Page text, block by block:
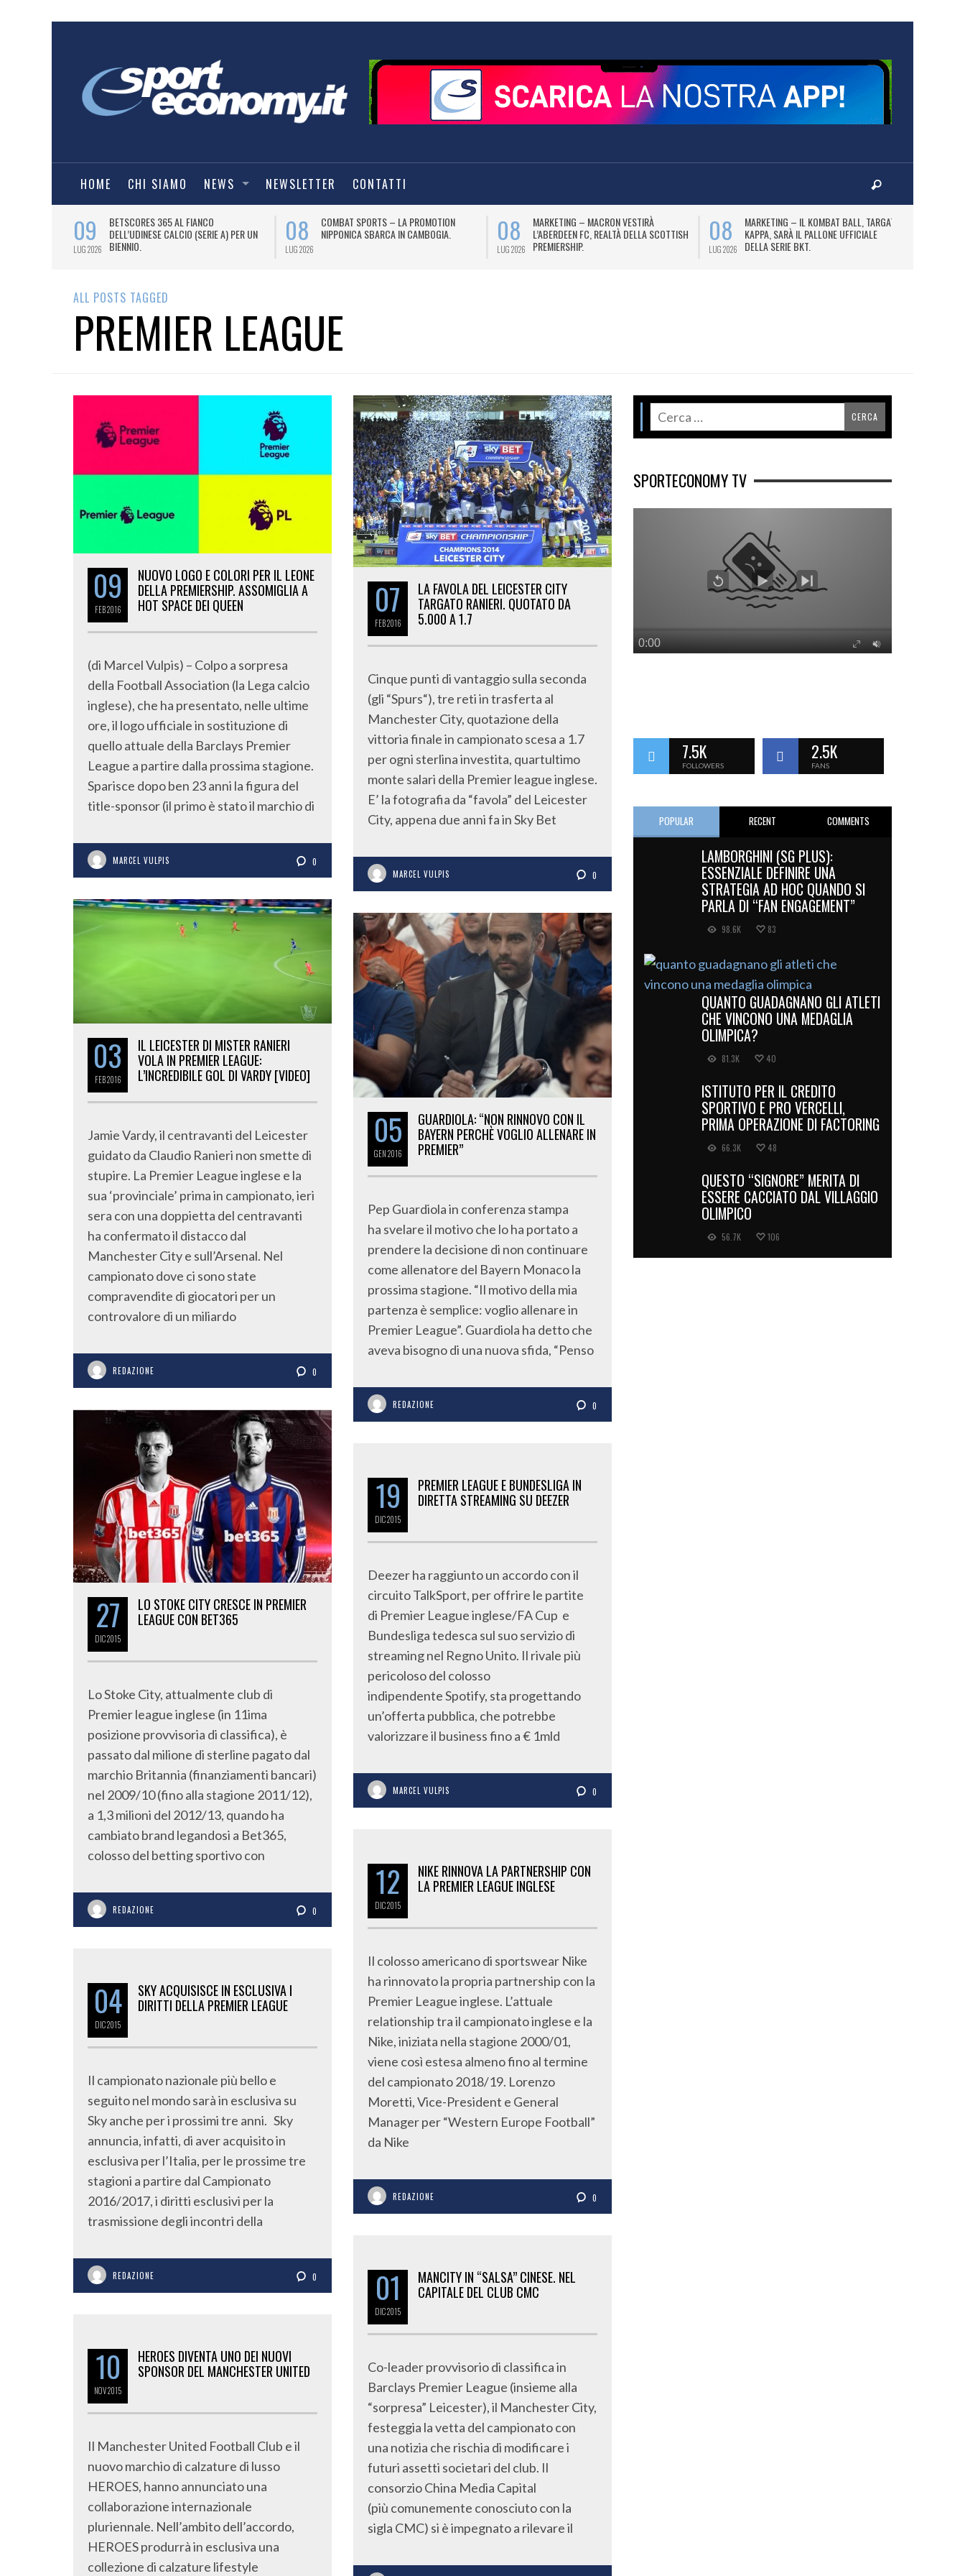
HOME CHI SIAMO NEWS NEWSLETTER CONTATTI
09
LUG 2026
BETSCORES 365 AL FIANCO
DELL’UDINESE CALCIO (SERIE A) PER UN
BIENNIO.
08
LUG 2026
COMBAT SPORTS – LA PROMOTION
NIPPONICA SBARCA IN CAMBOGIA.
08
LUG 2026
MARKETING – MACRON VESTIRÀ
L’ABERDEEN FC, REALTÀ DELLA SCOTTISH
PREMIERSHIP.
08
LUG 2026
MARKETING – IL KOMBAT BALL, TARGATO
KAPPA, SARÀ IL PALLONE UFFICIALE
DELLA SERIE BKT.
ALL POSTS TAGGED
PREMIER LEAGUE
09
FEB2016
NUOVO LOGO E COLORI PER IL LEONE
DELLA PREMIERSHIP. ASSOMIGLIA A
HOT SPACE DEI QUEEN
(di Marcel Vulpis) – Colpo a sorpresa
della Football Association (la Lega calcio
inglese), che ha presentato, nelle ultime
ore, il logo ufficiale in sostituzione di
quello attuale della Barclays Premier
League a partire dalla prossima stagione.
Sparisce dopo ben 23 anni la figura del
title-sponsor (il primo è stato il marchio di
MARCEL VULPIS 0
07
FEB2016
LA FAVOLA DEL LEICESTER CITY
TARGATO RANIERI. QUOTATO DA
5.000 A 1.7
Cinque punti di vantaggio sulla seconda
(gli “Spurs“), tre reti in trasferta al
Manchester City, quotazione della
vittoria finale in campionato scesa a 1.7
per ogni sterlina investita, quartultimo
monte salari della Premier league inglese.
E’ la fotografia da “favola” del Leicester
City, appena due anni fa in Sky Bet
MARCEL VULPIS 0
03
FEB2016
IL LEICESTER DI MISTER RANIERI
VOLA IN PREMIER LEAGUE:
L’INCREDIBILE GOL DI VARDY [VIDEO]
Jamie Vardy, il centravanti del Leicester
guidato da Claudio Ranieri non smette di
stupire. La Premier League inglese e la
sua ‘provinciale’ prima in campionato, ieri
sera con una doppietta del centravanti
ha confermato il distacco dal
Manchester City e sull’Arsenal. Nel
campionato dove ci sono state
compravendite di giocatori per un
controvalore di un miliardo
REDAZIONE 0
05
GEN2016
GUARDIOLA: “NON RINNOVO CON IL
BAYERN PERCHÈ VOGLIO ALLENARE IN
PREMIER”
Pep Guardiola in conferenza stampa
ha svelare il motivo che lo ha portato a
prendere la decisione di non continuare
come allenatore del Bayern Monaco la
prossima stagione. “Il motivo della mia
partenza è semplice: voglio allenare in
Premier League”. Guardiola ha detto che
aveva bisogno di una nuova sfida, “Penso
REDAZIONE 0
27
DIC2015
LO STOKE CITY CRESCE IN PREMIER
LEAGUE CON BET365
Lo Stoke City, attualmente club di
Premier league inglese (in 11ima
posizione provvisoria di classifica), è
passato dal milione di sterline pagato dal
marchio Britannia (finanziamenti bancari)
nel 2009/10 (fino alla stagione 2011/12),
a 1,3 milioni del 2012/13, quando ha
cambiato brand legandosi a Bet365,
colosso del betting sportivo con
REDAZIONE 0
19
DIC2015
PREMIER LEAGUE E BUNDESLIGA IN
DIRETTA STREAMING SU DEEZER
Deezer ha raggiunto un accordo con il
circuito TalkSport, per offrire le partite
di Premier League inglese/FA Cup e
Bundesliga tedesca sul suo servizio di
streaming nel Regno Unito. Il rivale più
pericoloso del colosso
indipendente Spotify, sta progettando
un’offerta pubblica, che potrebbe
valorizzare il business fino a € 1mld
MARCEL VULPIS 0
12
DIC2015
NIKE RINNOVA LA PARTNERSHIP CON
LA PREMIER LEAGUE INGLESE
Il colosso americano di sportswear Nike
ha rinnovato la propria partnership con la
Premier League inglese. L’attuale
relationship tra il campionato inglese e la
Nike, iniziata nella stagione 2000/01,
viene così estesa almeno fino al termine
del campionato 2018/19. Lorenzo
Moretti, Vice-President e General
Manager per “Western Europe Football”
da Nike
REDAZIONE 0
04
DIC2015
SKY ACQUISISCE IN ESCLUSIVA I
DIRITTI DELLA PREMIER LEAGUE
Il campionato nazionale più bello e
seguito nel mondo sarà in esclusiva su
Sky anche per i prossimi tre anni. Sky
annuncia, infatti, di aver acquisito in
esclusiva per l’Italia, per le prossime tre
stagioni a partire dal Campionato
2016/2017, i diritti esclusivi per la
trasmissione degli incontri della
REDAZIONE 0 01
DIC2015
MANCITY IN “SALSA” CINESE. NEL
CAPITALE DEL CLUB CMC
Co-leader provvisorio di classifica in
Barclays Premier League (insieme alla
“sorpresa” Leicester), il Manchester City,
festeggia la vetta del campionato con
una notizia che rischia di modificare i
futuri assetti societari del club. Il
consorzio China Media Capital
(più comunemente conosciuto con la
sigla CMC) si è impegnato a rilevare il
10
NOV2015
HEROES DIVENTA UNO DEI NUOVI
SPONSOR DEL MANCHESTER UNITED
Il Manchester United Football Club e il
nuovo marchio di calzature di lusso
HEROES, hanno annunciato una
collaborazione internazionale
pluriennale. Nell’ambito dell’accordo,
HEROES produrrà in esclusiva una
collezione di calzature lifestyle
SPORTECONOMY TV
7.5K
FOLLOWERS
2.5K
FANS
POPULAR RECENT COMMENTS
LAMBORGHINI (SG PLUS):
ESSENZIALE DEFINIRE UNA
STRATEGIA AD HOC QUANDO SI
PARLA DI “FAN ENGAGEMENT”
98.6K 83
QUANTO GUADAGNANO GLI ATLETI
CHE VINCONO UNA MEDAGLIA
OLIMPICA?
81.3K 40
ISTITUTO PER IL CREDITO
SPORTIVO E PRO VERCELLI,
PRIMA OPERAZIONE DI FACTORING
66.3K 48
QUESTO “SIGNORE” MERITA DI
ESSERE CACCIATO DAL VILLAGGIO
OLIMPICO
56.7K 106